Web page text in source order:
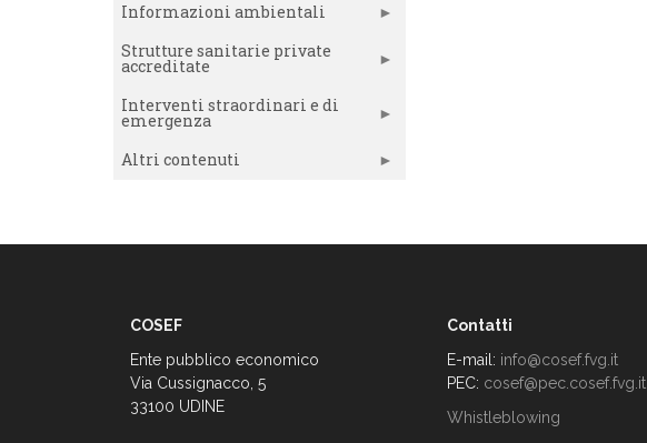
Informazioni ambientali
Strutture sanitarie private
accreditate
Interventi straordinari e di
emergenza
Altri contenuti
COSEF
Ente pubblico economico
Via Cussignacco, 5
33100 UDINE
Contatti
E-mail: info@cosef.fvg.it
PEC: cosef@pec.cosef.fvg.it
Whistleblowing